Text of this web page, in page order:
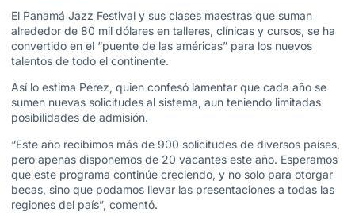
El Panamá Jazz Festival y sus clases maestras que suman
alrededor de 80 mil dólares en talleres, clínicas y cursos, se ha
convertido en el “puente de las américas” para los nuevos
talentos de todo el continente.
Así lo estima Pérez, quien confesó lamentar que cada año se
sumen nuevas solicitudes al sistema, aun teniendo limitadas
posibilidades de admisión.
“Este año recibimos más de 900 solicitudes de diversos países,
pero apenas disponemos de 20 vacantes este año. Esperamos
que este programa continúe creciendo, y no solo para otorgar
becas, sino que podamos llevar las presentaciones a todas las
regiones del país”, comentó.